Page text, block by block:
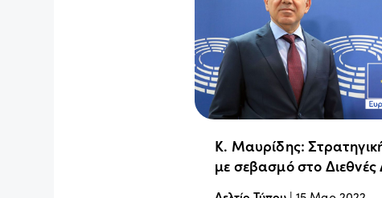
Κ. Μαυρίδης:
με σεβασμό στο Διεθνές